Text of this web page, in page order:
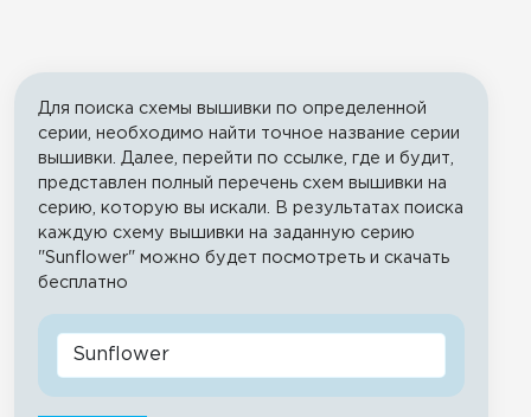
Для поиска схемы вышивки по определенной
серии, необходимо найти точное название серии
вышивки. Далее, перейти по ссылке, где и будит,
представлен полный перечень схем вышивки на
серию, которую вы искали. В результатах поиска
каждую схему вышивки на заданную серию
"Sunflower" можно будет посмотреть и скачать
бесплатно